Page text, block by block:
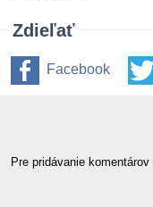
Zdieľať
Facebook
Pre pridávanie komentárov